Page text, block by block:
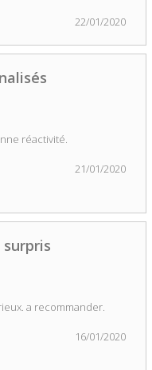
22/01/2020
réactivité.
21/01/2020
a recommander.
16/01/2020